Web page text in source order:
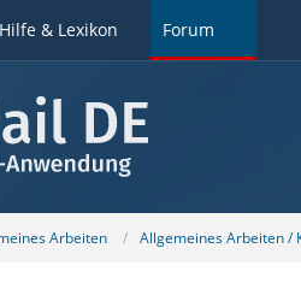
Hilfe & Lexikon Forum
Arbeiten Allgemeines Arbeiten /